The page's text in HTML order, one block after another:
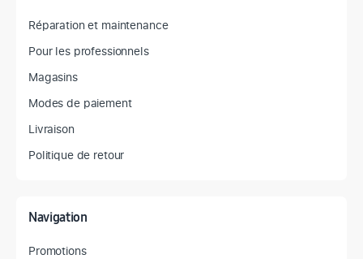
Réparation et maintenance
Pour les professionnels
Magasins
Modes de paiement
Livraison
Politique de retour
Navigation
Promotions